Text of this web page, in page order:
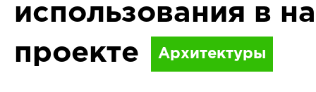
использования в
проекте
Архитектуры